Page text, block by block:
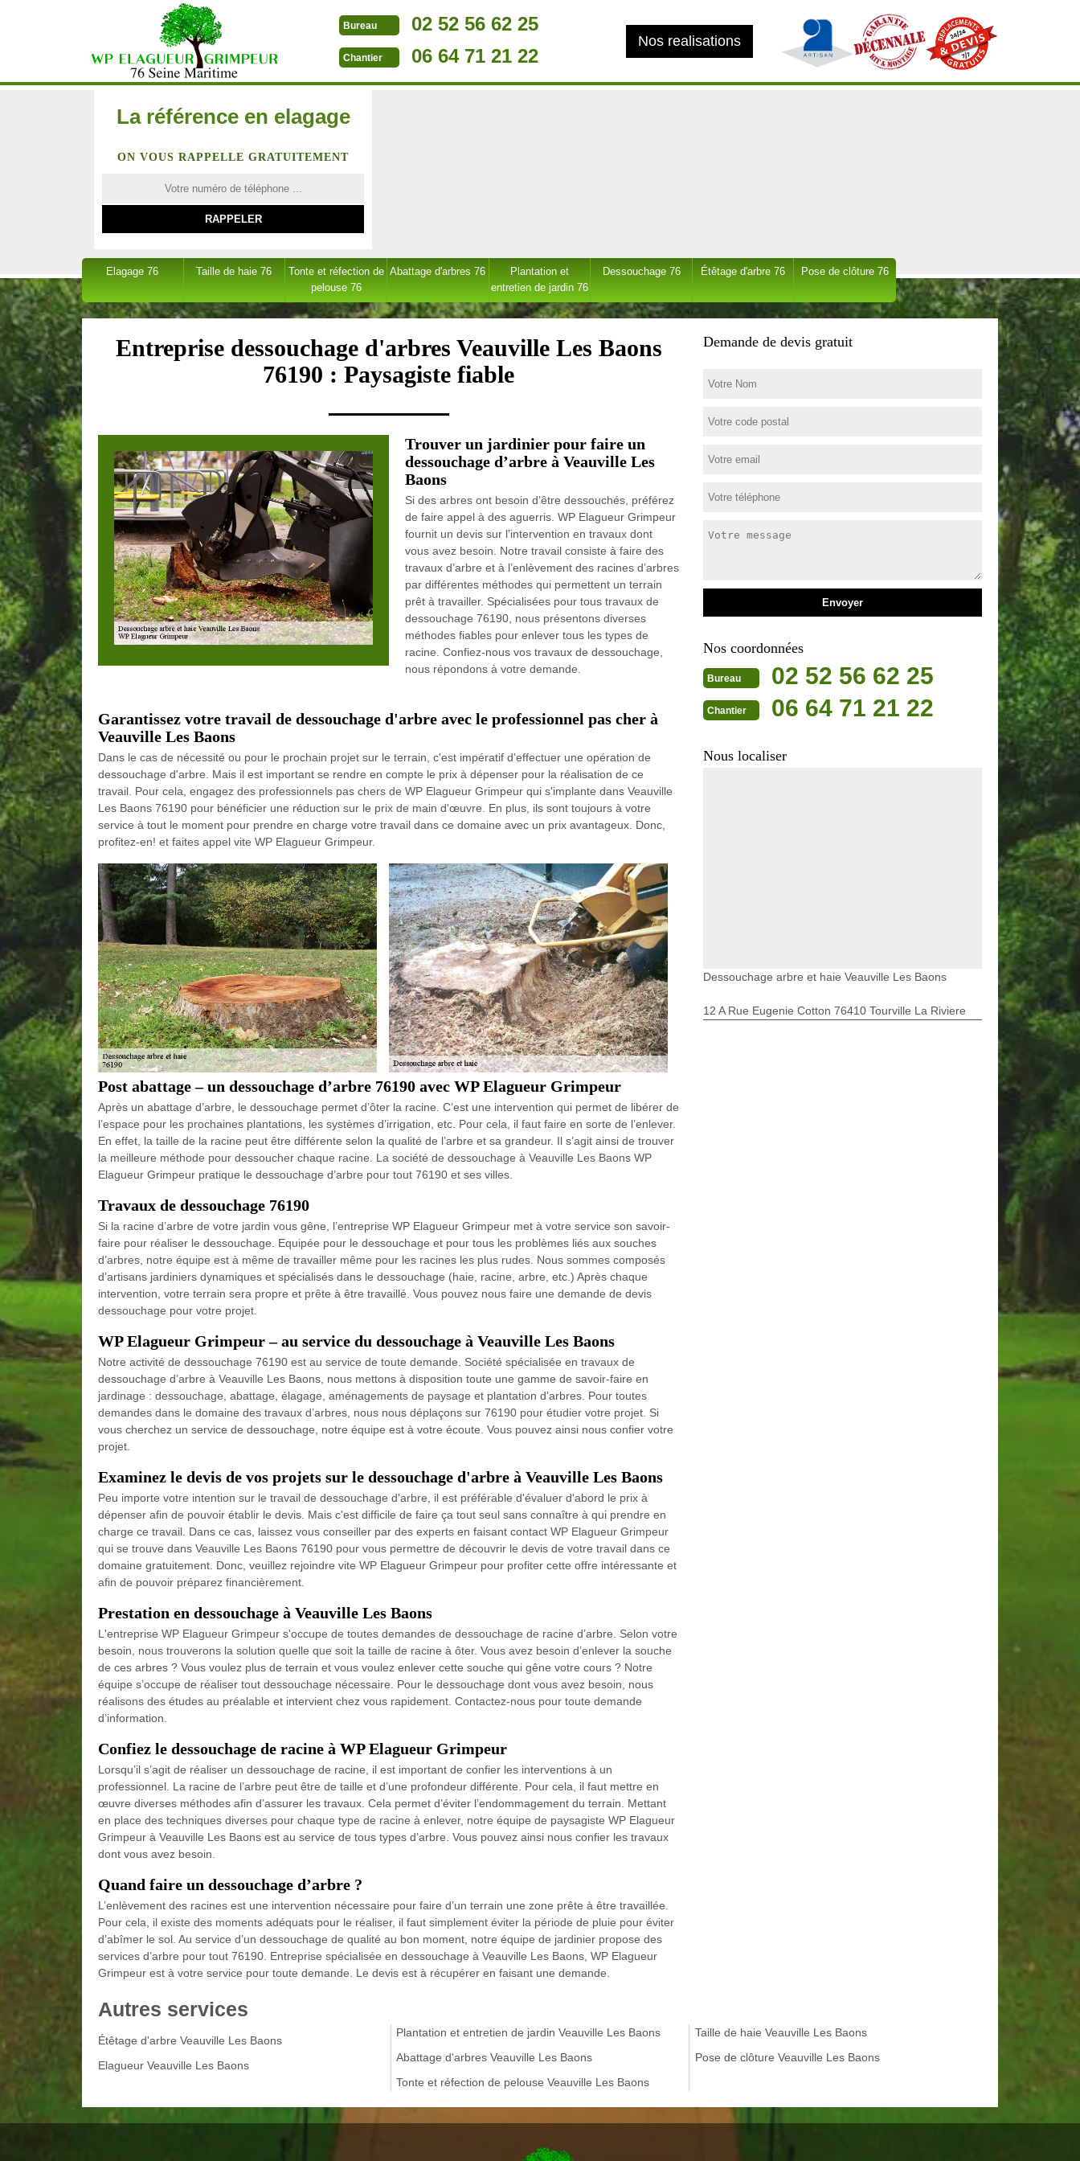
Bureau 02 52 56 62 25
Chantier 06 64 71 21 22
Nos realisations
La référence en elagage
ON VOUS RAPPELLE GRATUITEMENT
Elagage 76 Taille de haie 76
Tonte et réfection de
pelouse 76
Abattage d'arbres 76
Plantation et
entretien de jardin 76
Dessouchage 76 Étêtage d'arbre 76 Pose de clôture 76
Entreprise dessouchage d'arbres Veauville Les Baons
76190 : Paysagiste fiable
Trouver un jardinier pour faire un
dessouchage d’arbre à Veauville Les
Baons
Si des arbres ont besoin d’être dessouchés, préférez
de faire appel à des aguerris. WP Elagueur Grimpeur
fournit un devis sur l’intervention en travaux dont
vous avez besoin. Notre travail consiste à faire des
travaux d’arbre et à l’enlèvement des racines d’arbres
par différentes méthodes qui permettent un terrain
prêt à travailler. Spécialisées pour tous travaux de
dessouchage 76190, nous présentons diverses
méthodes fiables pour enlever tous les types de
racine. Confiez-nous vos travaux de dessouchage,
nous répondons à votre demande.
Garantissez votre travail de dessouchage d'arbre avec le professionnel pas cher à
Veauville Les Baons
Dans le cas de nécessité ou pour le prochain projet sur le terrain, c'est impératif d'effectuer une opération de
dessouchage d'arbre. Mais il est important se rendre en compte le prix à dépenser pour la réalisation de ce
travail. Pour cela, engagez des professionnels pas chers de WP Elagueur Grimpeur qui s'implante dans Veauville
Les Baons 76190 pour bénéficier une réduction sur le prix de main d'œuvre. En plus, ils sont toujours à votre
service à tout le moment pour prendre en charge votre travail dans ce domaine avec un prix avantageux. Donc,
profitez-en! et faites appel vite WP Elagueur Grimpeur.
Post abattage – un dessouchage d’arbre 76190 avec WP Elagueur Grimpeur
Après un abattage d’arbre, le dessouchage permet d’ôter la racine. C’est une intervention qui permet de libérer de
l’espace pour les prochaines plantations, les systèmes d’irrigation, etc. Pour cela, il faut faire en sorte de l’enlever.
En effet, la taille de la racine peut être différente selon la qualité de l’arbre et sa grandeur. Il s’agit ainsi de trouver
la meilleure méthode pour dessoucher chaque racine. La société de dessouchage à Veauville Les Baons WP
Elagueur Grimpeur pratique le dessouchage d’arbre pour tout 76190 et ses villes.
Travaux de dessouchage 76190
Si la racine d’arbre de votre jardin vous gêne, l’entreprise WP Elagueur Grimpeur met à votre service son savoir-
faire pour réaliser le dessouchage. Equipée pour le dessouchage et pour tous les problèmes liés aux souches
d’arbres, notre équipe est à même de travailler même pour les racines les plus rudes. Nous sommes composés
d’artisans jardiniers dynamiques et spécialisés dans le dessouchage (haie, racine, arbre, etc.) Après chaque
intervention, votre terrain sera propre et prête à être travaillé. Vous pouvez nous faire une demande de devis
dessouchage pour votre projet.
WP Elagueur Grimpeur – au service du dessouchage à Veauville Les Baons
Notre activité de dessouchage 76190 est au service de toute demande. Société spécialisée en travaux de
dessouchage d’arbre à Veauville Les Baons, nous mettons à disposition toute une gamme de savoir-faire en
jardinage : dessouchage, abattage, élagage, aménagements de paysage et plantation d’arbres. Pour toutes
demandes dans le domaine des travaux d’arbres, nous nous déplaçons sur 76190 pour étudier votre projet. Si
vous cherchez un service de dessouchage, notre équipe est à votre écoute. Vous pouvez ainsi nous confier votre
projet.
Examinez le devis de vos projets sur le dessouchage d'arbre à Veauville Les Baons
Peu importe votre intention sur le travail de dessouchage d'arbre, il est préférable d'évaluer d'abord le prix à
dépenser afin de pouvoir établir le devis. Mais c'est difficile de faire ça tout seul sans connaître à qui prendre en
charge ce travail. Dans ce cas, laissez vous conseiller par des experts en faisant contact WP Elagueur Grimpeur
qui se trouve dans Veauville Les Baons 76190 pour vous permettre de découvrir le devis de votre travail dans ce
domaine gratuitement. Donc, veuillez rejoindre vite WP Elagueur Grimpeur pour profiter cette offre intéressante et
afin de pouvoir préparez financièrement.
Prestation en dessouchage à Veauville Les Baons
L'entreprise WP Elagueur Grimpeur s'occupe de toutes demandes de dessouchage de racine d’arbre. Selon votre
besoin, nous trouverons la solution quelle que soit la taille de racine à ôter. Vous avez besoin d’enlever la souche
de ces arbres ? Vous voulez plus de terrain et vous voulez enlever cette souche qui gêne votre cours ? Notre
équipe s’occupe de réaliser tout dessouchage nécessaire. Pour le dessouchage dont vous avez besoin, nous
réalisons des études au préalable et intervient chez vous rapidement. Contactez-nous pour toute demande
d’information.
Confiez le dessouchage de racine à WP Elagueur Grimpeur
Lorsqu’il s’agit de réaliser un dessouchage de racine, il est important de confier les interventions à un
professionnel. La racine de l’arbre peut être de taille et d’une profondeur différente. Pour cela, il faut mettre en
œuvre diverses méthodes afin d’assurer les travaux. Cela permet d’éviter l’endommagement du terrain. Mettant
en place des techniques diverses pour chaque type de racine à enlever, notre équipe de paysagiste WP Elagueur
Grimpeur à Veauville Les Baons est au service de tous types d’arbre. Vous pouvez ainsi nous confier les travaux
dont vous avez besoin.
Quand faire un dessouchage d’arbre ?
L’enlèvement des racines est une intervention nécessaire pour faire d’un terrain une zone prête à être travaillée.
Pour cela, il existe des moments adéquats pour le réaliser, il faut simplement éviter la période de pluie pour éviter
d’abîmer le sol. Au service d’un dessouchage de qualité au bon moment, notre équipe de jardinier propose des
services d’arbre pour tout 76190. Entreprise spécialisée en dessouchage à Veauville Les Baons, WP Elagueur
Grimpeur est à votre service pour toute demande. Le devis est à récupérer en faisant une demande.
Demande de devis gratuit
Nos coordonnées
Bureau 02 52 56 62 25
Chantier 06 64 71 21 22
Nous localiser
Dessouchage arbre et haie Veauville Les Baons
12 A Rue Eugenie Cotton 76410 Tourville La Riviere
Autres services
Étêtage d'arbre Veauville Les Baons
Elagueur Veauville Les Baons
Plantation et entretien de jardin Veauville Les Baons
Abattage d'arbres Veauville Les Baons
Tonte et réfection de pelouse Veauville Les Baons
Taille de haie Veauville Les Baons
Pose de clôture Veauville Les Baons